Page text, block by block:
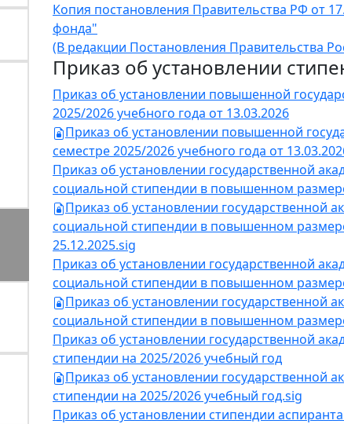
Копия постановления Правительства РФ от
фонда"
(В редакции Постановления Правительства
Приказ об установлении
Приказ об установлении повышенной
2025/2026 учебного года от 13.03.2026
Приказ об установлении повышенной
семестре 2025/2026 учебного года от
Приказ об установлении государственной
социальной стипендии в повышенном
Приказ об установлении государственной
социальной стипендии в повышенном
25.12.2025.sig
Приказ об установлении государственной
социальной стипендии в повышенном
Приказ об установлении государственной
социальной стипендии в повышенном
Приказ об установлении государственной
стипендии на 2025/2026 учебный год
Приказ об установлении государственной
стипендии на 2025/2026 учебный год.sig
Приказ об установлении стипендии